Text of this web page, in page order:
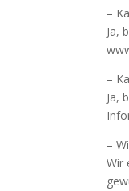
–
Ja,
–
Ja,
–
Wir